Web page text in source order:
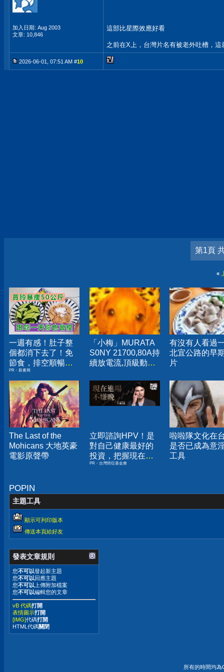
加入日期: Aug 2003
文章: 10,846
這部比星際效應好看
之前在X上，台灣片名有被老外吐槽，
2026-06-01, 07:51 AM #10
第1頁
«
一週有感！肚子整
個都消下去了！免
節食，排空順暢就
夠
PR・新素簡
「小梅」MURATA
S0NY 21700,80A持
續放電流,頂級動力
US21700VX40
US21700VTC6
有沒有人看過
北宜公路的早
片
The Last of the
Mohicans 大地英豪
電影原聲帶
立即諮詢HPV！是
對自己健康最好的
投資，把握現在不
嫌晚！
PR・台灣癌症基金會
啦啦隊文化在
是否已成為意
工具
POPIN
主題工具
顯示可列印版本
傳送本頁給好友
發表文章規則
您不可以發起新主題
您不可以 回應主題
您不可以 上傳附加檔案
您不可以編輯您的文章
vB 代碼打開
表情圖示打開
[IMG]代碼打開
HTML代碼關閉
所有的時間均為